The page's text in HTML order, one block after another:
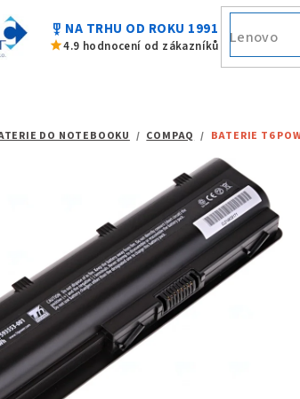
military_tech NA TRHU OD ROKU 1991
star4.9 hodnocení od zákazníků Fujitsu
DO NOTEBOOKU / COMPAQ / BATERIE T6